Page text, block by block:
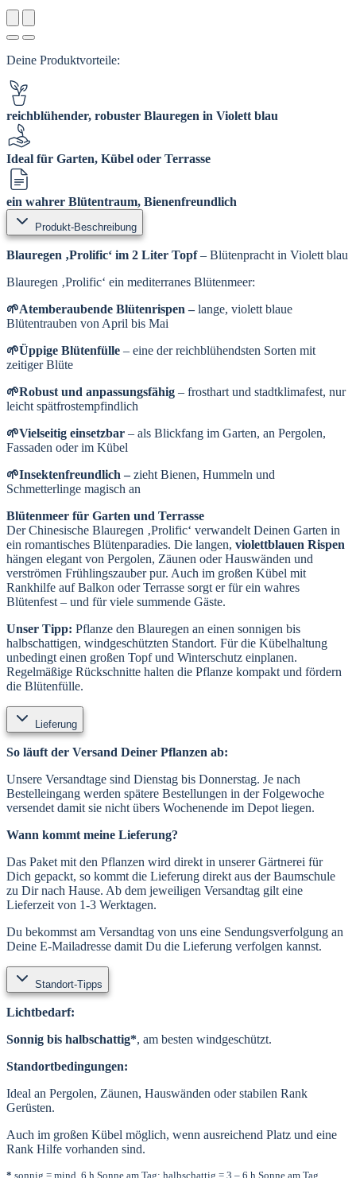
Deine Produktvorteile:
reichblühender, robuster Blauregen in Violett blau
Ideal für Garten, Kübel oder Terrasse
ein wahrer Blütentraum, Bienenfreundlich
Produkt-Beschreibung
Blauregen ‚Prolific‘ im 2 Liter Topf– Blütenpracht in Violett blau
Blauregen ‚Prolific‘ ein mediterranes Blütenmeer:
🌱Atemberaubende Blütenrispen –lange, violett blaue
Blütentrauben von April bis Mai
🌱Üppige Blütenfülle – eine der reichblühendsten Sorten mit
zeitiger Blüte
🌱Robust und anpassungsfähig – frosthart und stadtklimafest, nur
leicht spätfrostempfindlich
🌱Vielseitig einsetzbar – als Blickfang im Garten, an Pergolen,
Fassaden oder im Kübel
🌱Insektenfreundlich –zieht Bienen, Hummeln und
Schmetterlinge magisch an
Blütenmeer für Garten und Terrasse
Der Chinesische Blauregen ‚Prolific‘ verwandelt Deinen Garten in
ein romantisches Blütenparadies. Die langen, violettblauen Rispen
hängen elegant von Pergolen, Zäunen oder Hauswänden und
verströmen Frühlingszauber pur. Auch im großen Kübel mit
Rankhilfe auf Balkon oder Terrasse sorgt er für ein wahres
Blütenfest – und für viele summende Gäste.
Unser Tipp: Pflanze den Blauregen an einen sonnigen bis
halbschattigen, windgeschützten Standort. Für die Kübelhaltung
unbedingt einen großen Topf und Winterschutz einplanen.
Regelmäßige Rückschnitte halten die Pflanze kompakt und fördern
die Blütenfülle.
Lieferung
So läuft der Versand Deiner Pflanzen ab:
Unsere Versandtage sind Dienstag bis Donnerstag. Je nach
Bestelleingang werden spätere Bestellungen in der Folgewoche
versendet damit sie nicht übers Wochenende im Depot liegen.
Wann kommt meine Lieferung?
Das Paket mit den Pflanzen wird direkt in unserer Gärtnerei für
Dich gepackt, so kommt die Lieferung direkt aus der Baumschule
zu Dir nach Hause. Ab dem jeweiligen Versandtag gilt eine
Lieferzeit von 1-3 Werktagen.
Du bekommst am Versandtag von uns eine Sendungsverfolgung an
Deine E-Mailadresse damit Du die Lieferung verfolgen kannst.
Standort-Tipps
Lichtbedarf:
Sonnig bis halbschattig*, am besten windgeschützt.
Standortbedingungen:
Ideal an Pergolen, Zäunen, Hauswänden oder stabilen Rank
Gerüsten.
Auch im großen Kübel möglich, wenn ausreichend Platz und eine
Rank Hilfe vorhanden sind.
* sonnig = mind. 6 h Sonne am Tag; halbschattig = 3 – 6 h Sonne am Tag